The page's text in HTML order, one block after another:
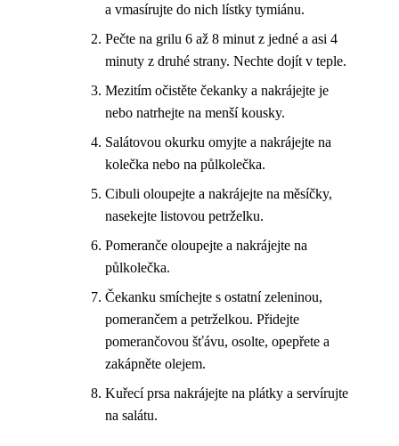
a vmasírujte do nich lístky tymiánu.
Pečte na grilu 6 až 8 minut z jedné a asi 4
minuty z druhé strany. Nechte dojít v teple.
Mezitím očistěte čekanky a nakrájejte je
nebo natrhejte na menší kousky.
Salátovou okurku omyjte a nakrájejte na
kolečka nebo na půlkolečka.
Cibuli oloupejte a nakrájejte na měsíčky,
nasekejte listovou petrželku.
Pomeranče oloupejte a nakrájejte na
půlkolečka.
Čekanku smíchejte s ostatní zeleninou,
pomerančem a petrželkou. Přidejte
pomerančovou šťávu, osolte, opepřete a
zakápněte olejem.
Kuřecí prsa nakrájejte na plátky a servírujte
na salátu.